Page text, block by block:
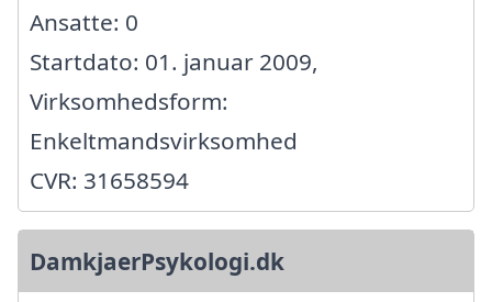
Ansatte: 0
Startdato: 01. januar 2009,
Virksomhedsform:
Enkeltmandsvirksomhed
CVR: 31658594
DamkjaerPsykologi.dk